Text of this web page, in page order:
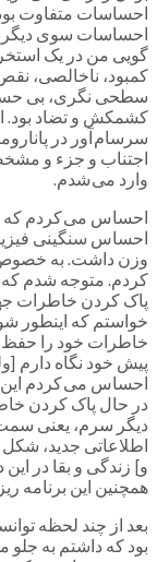
احساسات متفاوت
احساسات سوی
گویی من در یک
کمبود، ناخالصی،
سطحی نگری، بی
کشمکش و تضاد بود.
سرسام آور در
اجتناب و جزء و
وارد می شدم.
احساس می کردم
احساس سنگینی
وزن داشت. به
کردم. متوجه شدم که
پاک کردن خاطرات
خواستم که اینطور
خاطرات خود را حفظ
پیش خود نگاه دارم
احساس می کردم
در حال پاک کردن
دیگر سرم، یعنی سمت
اطلاعاتی جدید،
و] زندگی و بقا در این
همچنین این برنامه
بعد از چند لحظه
بود که داشتم به جلو